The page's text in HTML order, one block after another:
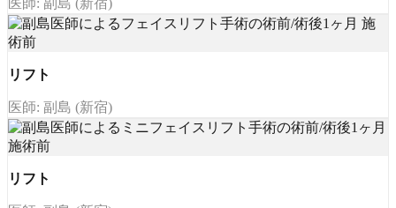
医師: 副島 (新宿)
リフト
医師: 副島 (新宿)
リフト